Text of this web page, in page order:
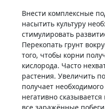
Внести комплексные
насытить культуру
стимулировать
Перекопать грунт
того, чтобы корни
кислорода. Часто
растения. Увеличить
получает
негативно